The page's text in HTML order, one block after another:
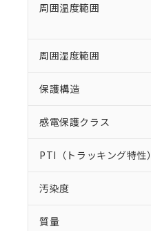
周囲温度範囲
周囲湿度範囲
保護構造
感電保護クラス
PTI（トラッキング特性）
汚染度
質量